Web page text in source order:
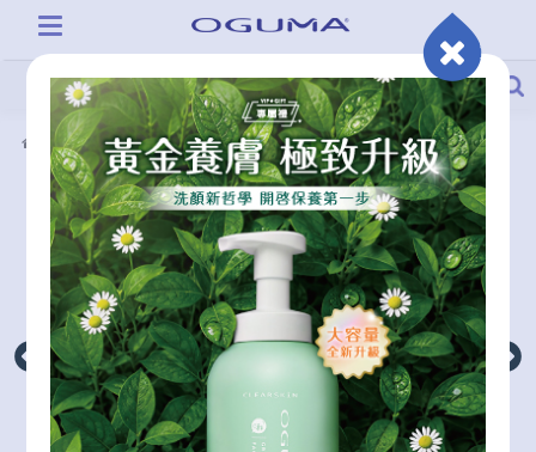
產品系列 I.C.E.礦晶離子乳液